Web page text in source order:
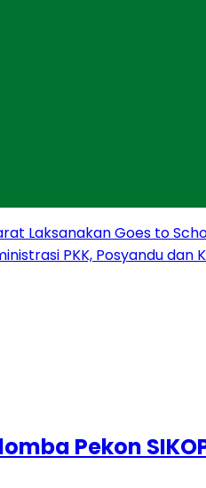
Laksanakan Goes to
PKK, Posyandu
Pekon